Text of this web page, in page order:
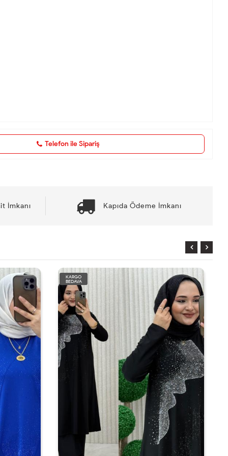
Telefon ile Sipariş
İmkanı Kapıda Ödeme İmkanı
KARGO
BEDAVA